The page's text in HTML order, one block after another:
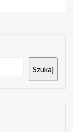
Szukaj